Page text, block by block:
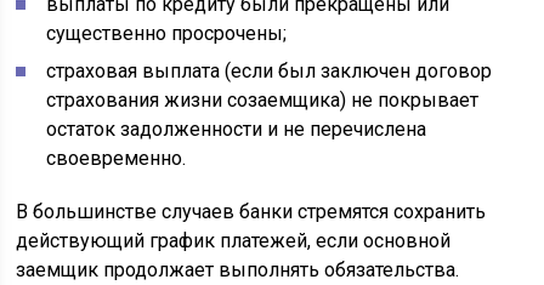
выплаты по кредиту были прекращены или
существенно просрочены;
страховая выплата (если был заключен договор
страхования жизни созаемщика) не покрывает
остаток задолженности и не перечислена
своевременно.
В большинстве случаев банки стремятся сохранить
действующий график платежей, если основной
заемщик продолжает выполнять обязательства.